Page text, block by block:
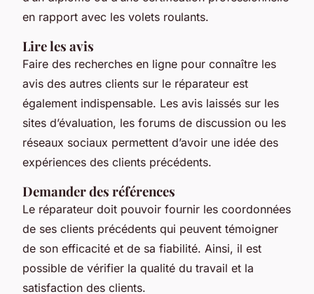
en rapport avec les volets roulants.
Lire les avis
Faire des recherches en ligne pour connaître les
avis des autres clients sur le réparateur est
également indispensable. Les avis laissés sur les
sites d’évaluation, les forums de discussion ou les
réseaux sociaux permettent d’avoir une idée des
expériences des clients précédents.
Demander des références
Le réparateur doit pouvoir fournir les coordonnées
de ses clients précédents qui peuvent témoigner
de son efficacité et de sa fiabilité. Ainsi, il est
possible de vérifier la qualité du travail et la
satisfaction des clients.